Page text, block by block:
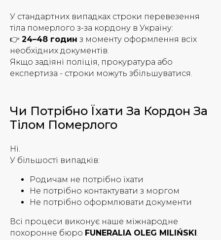
У стандартних випадках строки перевезення
тіла померлого з-за кордону в Україну:
👉 24–48 годин з моменту оформлення всіх
необхідних документів.
Якщо задіяні поліція, прокуратура або
експертиза - строки можуть збільшуватися.
Чи Потрібно Їхати За Кордон За
Тілом Померлого
Ні.
У більшості випадків:
Родичам не потрібно їхати
Не потрібно контактувати з моргом
Не потрібно оформлювати документи
Всі процеси виконує наше міжнародне
похоронне бюро FUNERALIA OLEG MILIŃSKI.